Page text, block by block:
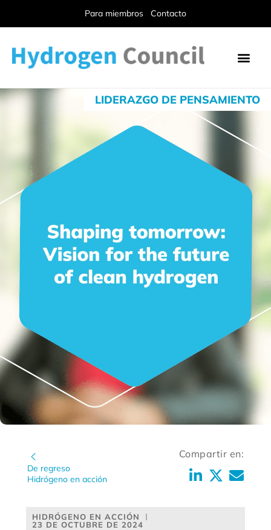
Para miembros Contacto
LIDERAZGO DE PENSAMIENTO
De regreso
Hidrógeno en acción
Compartir en:
HIDRÓGENO EN ACCIÓN
23 DE OCTUBRE DE 2024